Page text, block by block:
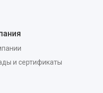
и сертификаты